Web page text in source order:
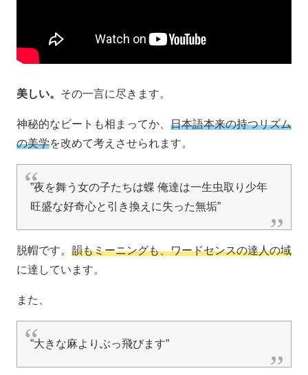
美しい。 その一言に尽きます。
神秘的なビートも相まってか、 日本語本来の持つリズム
の美学を改めて考えさせられます。
”夜を舞う女の子たちは蝶 俺達は一生虫取り少年
旺盛な好奇心と引き換えに失った無垢”
脱帽です。 韻もミーニングも、ワードセンスの達人の域
に達しています。
また、
”大きな麻よりぶっ飛びます”